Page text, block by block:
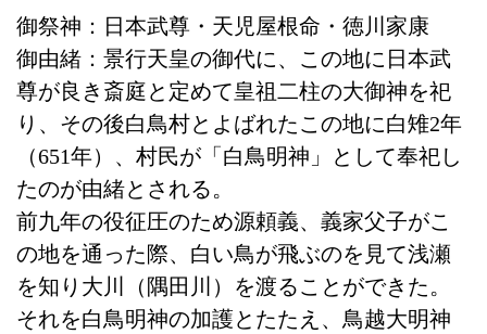
御祭神：日本武尊・天児屋根命・徳川家康
御由緒：景行天皇の御代に、この地に日本武
尊が良き斎庭と定めて皇祖二柱の大御神を祀
り、その後白鳥村とよばれたこの地に白雉2年
（651年）、村民が「白鳥明神」として奉祀し
たのが由緒とされる。
前九年の役征圧のため源頼義、義家父子がこ
の地を通った際、白い鳥が飛ぶのを見て浅瀬
を知り大川（隅田川）を渡ることができた。
それを白鳥明神の加護とたたえ、鳥越大明神